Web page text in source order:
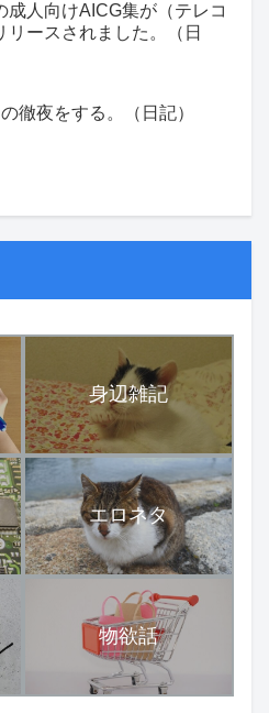
成人向けAICG集が（テレコ
リースされました。（日
徹夜をする。（日記）
身辺雑記
エロネタ
物欲話